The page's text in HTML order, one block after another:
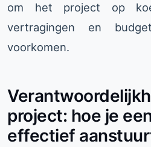
om het project op
vertragingen en
voorkomen.
project: hoe je
effectief